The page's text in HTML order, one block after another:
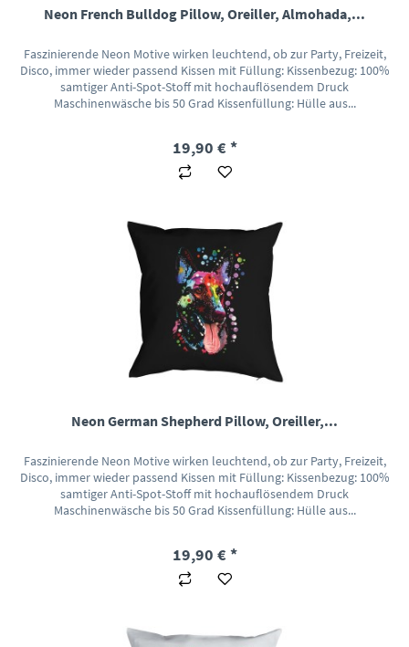
Neon French Bulldog Pillow, Oreiller, Almohada,...
Faszinierende Neon Motive wirken leuchtend, ob zur Party, Freizeit,
Disco, immer wieder passend Kissen mit Füllung: Kissenbezug: 100%
samtiger Anti-Spot-Stoff mit hochauflösendem Druck
Maschinenwäsche bis 50 Grad Kissenfüllung: Hülle aus...
19,90 € *
Neon German Shepherd Pillow, Oreiller,...
Faszinierende Neon Motive wirken leuchtend, ob zur Party, Freizeit,
Disco, immer wieder passend Kissen mit Füllung: Kissenbezug: 100%
samtiger Anti-Spot-Stoff mit hochauflösendem Druck
Maschinenwäsche bis 50 Grad Kissenfüllung: Hülle aus...
19,90 € *